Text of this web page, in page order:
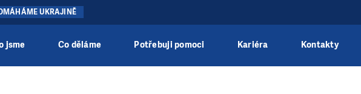
UKRAJINĚ
jsme Co děláme Potřebuji pomoci Kariéra Kontakty